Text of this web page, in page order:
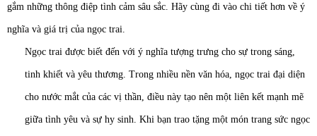
gắm những thông điệp tình cảm sâu sắc. Hãy cùng đi vào chi tiết hơn về ý
nghĩa và giá trị của ngọc trai.
Ngọc trai được biết đến với ý nghĩa tượng trưng cho sự trong sáng,
tinh khiết và yêu thương. Trong nhiều nền văn hóa, ngọc trai đại diện
cho nước mắt của các vị thần, điều này tạo nên một liên kết mạnh mẽ
giữa tình yêu và sự hy sinh. Khi bạn trao tặng một món trang sức ngọc